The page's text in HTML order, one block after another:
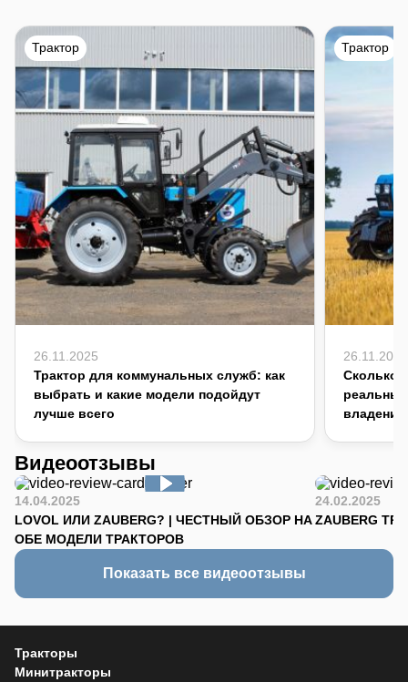
Трактор
26.11.2025
Трактор для коммунальных служб: как
выбрать и какие модели подойдут
лучше всего
Трактор
26.11.2025
Сколько
владения
Видеоотзывы
14.04.2025
LOVOL ИЛИ ZAUBERG? | ЧЕСТНЫЙ ОБЗОР НА
ОБЕ МОДЕЛИ ТРАКТОРОВ
24.02.2025
ZAUBERG
Показать все видеоотзывы
Тракторы
Минитракторы